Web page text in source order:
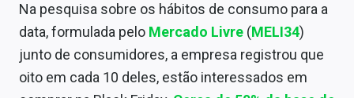
Na pesquisa sobre os hábitos de consumo para a
data, formulada pelo Mercado Livre (MELI34)
junto de consumidores, a empresa registrou que
oito em cada 10 deles, estão interessados em